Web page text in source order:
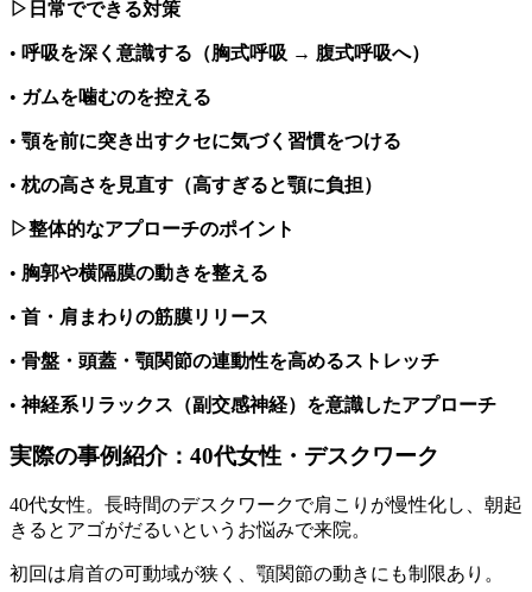
▷日常でできる対策
• 呼吸を深く意識する（胸式呼吸 → 腹式呼吸へ）
• ガムを噛むのを控える
• 顎を前に突き出すクセに気づく習慣をつける
• 枕の高さを見直す（高すぎると顎に負担）
▷整体的なアプローチのポイント
• 胸郭や横隔膜の動きを整える
• 首・肩まわりの筋膜リリース
• 骨盤・頭蓋・顎関節の連動性を高めるストレッチ
•神経系リラックス（副交感神経）を意識したアプローチ
実際の事例紹介： 40代女性・デスクワーク
40代女性。長時間のデスクワークで肩こりが慢性化し、朝起
きるとアゴがだるいというお悩みで来院。
初回は肩首の可動域が狭く、顎関節の動きにも制限あり。